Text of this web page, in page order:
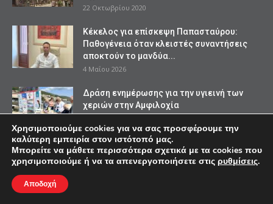
22 Οκτωβρίου 2020
Κέκελος για επίσκεψη Παπασταύρου:
Παθογένεια όταν κλειστές συναντήσεις
αποκτούν το μανδύα...
4 Μαΐου 2026
Δράση ενημέρωσης για την υγιεινή των
χεριών στην Αμφιλοχία
ΔΗΜΟΦΙΛΙΕΣ ΚΑΤΗΓΟΡΙΕΣ
Τοπικές Ειδήσεις
Χρησιμοποιούμε cookies για να σας προσφέρουμε την
καλύτερη εμπειρία στον ιστότοπό μας.
Μπορείτε να μάθετε περισσότερα σχετικά με τα cookies που
χρησιμοποιούμε ή να τα απενεργοποιήσετε στις ρυθμίσεις.
Αποδοχή